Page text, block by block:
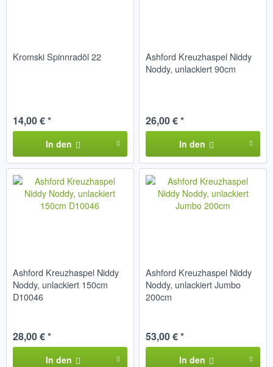
Kromski Spinnradöl 22
14,00 € *
In den
Ashford Kreuzhaspel Niddy
Noddy, unlackiert 90cm
26,00 € *
In den
Ashford Kreuzhaspel Niddy
Noddy, unlackiert 150cm
D10046
28,00 € *
In den
Ashford Kreuzhaspel Niddy
Noddy, unlackiert Jumbo
200cm
53,00 € *
In den